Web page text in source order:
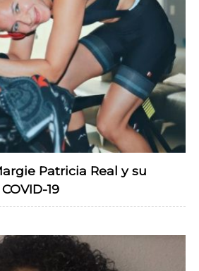
Patricia Real y su
19